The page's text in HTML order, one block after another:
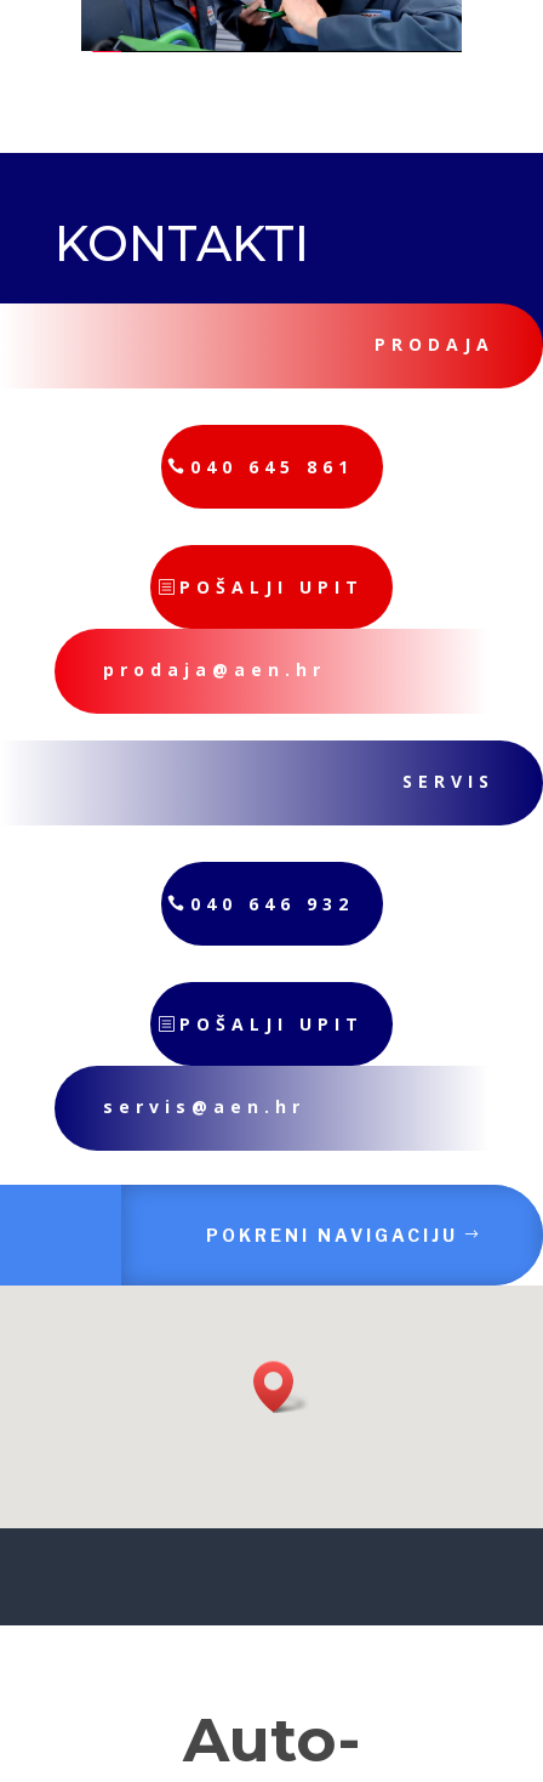
KONTAKTI
PRODAJA
040 645 861
POŠALJI UPIT
prodaja@aen.hr
SERVIS
040 646 932
POŠALJI UPIT
servis@aen.hr
POKRENI NAVIGACIJU
Auto-